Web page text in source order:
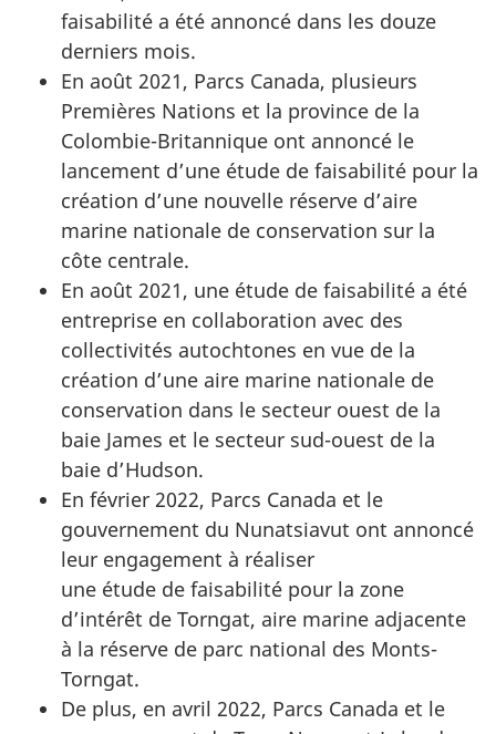
faisabilité a été annoncé dans les douze
derniers mois.
En août 2021, Parcs Canada, plusieurs
Premières Nations et la province de la
Colombie-Britannique ont annoncé le
lancement d’une étude de faisabilité pour la
création d’une nouvelle réserve d’aire
marine nationale de conservation sur la
côte centrale.
En août 2021, une étude de faisabilité a été
entreprise en collaboration avec des
collectivités autochtones en vue de la
création d’une aire marine nationale de
conservation dans le secteur ouest de la
baie James et le secteur sud-ouest de la
baie d’Hudson.
En février 2022, Parcs Canada et le
gouvernement du Nunatsiavut ont annoncé
leur engagement à réaliser
une étude de faisabilité pour la zone
d’intérêt de Torngat, aire marine adjacente
à la réserve de parc national des Monts-
Torngat.
De plus, en avril 2022, Parcs Canada et le